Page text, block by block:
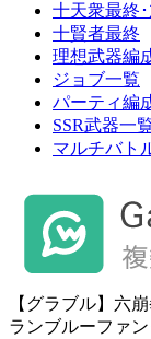
十天衆最終･
十賢者最終
理想武器編
ジョブ一覧
パーティ編
SSR武器一
マルチバト
【グラブル】六
ランブルーファン